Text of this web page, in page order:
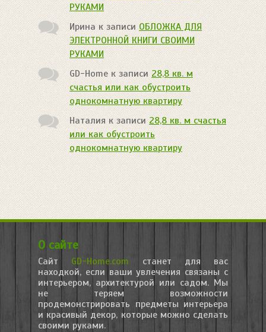
РУКАМИ
Иринак записиОБЛОЖКА ДЛЯ
ЭЛЕКТРОННОЙ КНИГИ СВОИМИ
РУКАМИ
GD-Homeк записи 28,8 кв. м
счастья или как обустроить
однокомнатную квартиру
Наталия к записи28,8 кв. м счастья
или как обустроить
однокомнатную квартиру
О сайте
Сайт GD-Home.com станет для вас
находкой, если ваши увлечения связаны с
интерьером, архитектурой или садом. Мы
не теряем возможности
продемонстрировать предметы интерьера
и красивый декор, которые можно сделать
своими руками.